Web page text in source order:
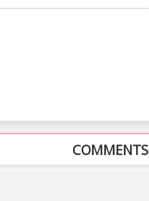
COMMENTS